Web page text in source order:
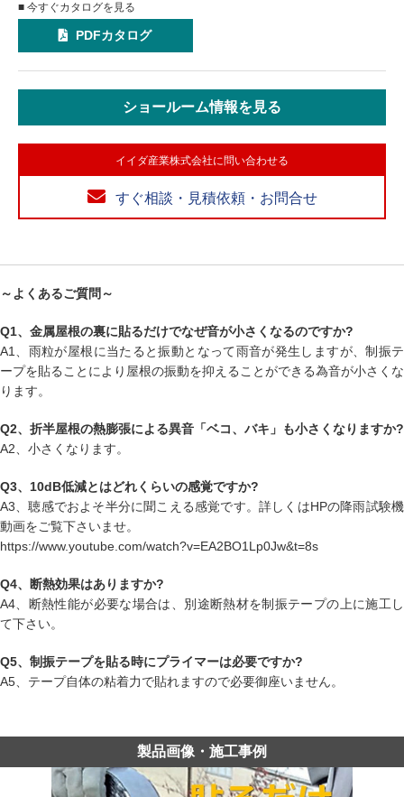
■ 今すぐカタログを見る
PDFカタログ
ショールーム情報を見る
イイダ産業株式会社に問い合わせる
すぐ相談・見積依頼・お問合せ
～よくあるご質問～
Q1、金属屋根の裏に貼るだけでなぜ音が小さくなるのですか?
A1、雨粒が屋根に当たると振動となって雨音が発生しますが、制振テ
ープを貼ることにより屋根の振動を抑えることができる為音が小さくな
ります。
Q2、折半屋根の熱膨張による異音「ベコ、バキ」も小さくなりますか?
A2、小さくなります。
Q3、10dB低減とはどれくらいの感覚ですか?
A3、聴感でおよそ半分に聞こえる感覚です。詳しくはHPの降雨試験機
動画をご覧下さいませ。
https://www.youtube.com/watch?v=EA2BO1Lp0Jw&t=8s
Q4、断熱効果はありますか?
A4、断熱性能が必要な場合は、別途断熱材を制振テープの上に施工し
て下さい。
Q5、制振テープを貼る時にプライマーは必要ですか?
A5、テープ自体の粘着力で貼れますので必要御座いません。
製品画像・施工事例